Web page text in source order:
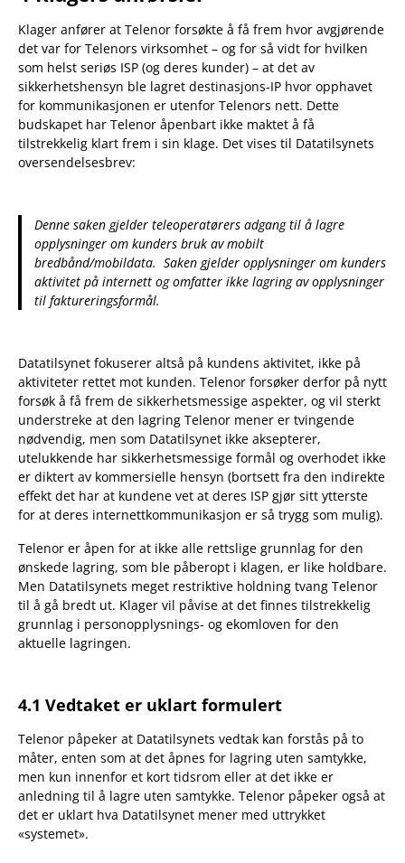
Klager anfører at Telenor forsøkte å få frem hvor avgjørende
det var for Telenors virksomhet – og for så vidt for hvilken
som helst seriøs ISP (og deres kunder) – at det av
sikkerhetshensyn ble lagret destinasjons-IP hvor opphavet
for kommunikasjonen er utenfor Telenors nett. Dette
budskapet har Telenor åpenbart ikke maktet å få
tilstrekkelig klart frem i sin klage. Det vises til Datatilsynets
oversendelsesbrev:
Denne saken gjelder teleoperatørers adgang til å lagre
opplysninger om kunders bruk av mobilt
bredbånd/mobildata. Saken gjelder opplysninger om kunders
aktivitet på internett og omfatter ikke lagring av opplysninger
til faktureringsformål.
Datatilsynet fokuserer altså på kundens aktivitet, ikke på
aktiviteter rettet mot kunden. Telenor forsøker derfor på nytt
forsøk å få frem de sikkerhetsmessige aspekter, og vil sterkt
understreke at den lagring Telenor mener er tvingende
nødvendig, men som Datatilsynet ikke aksepterer,
utelukkende har sikkerhetsmessige formål og overhodet ikke
er diktert av kommersielle hensyn (bortsett fra den indirekte
effekt det har at kundene vet at deres ISP gjør sitt ytterste
for at deres internettkommunikasjon er så trygg som mulig).
Telenor er åpen for at ikke alle rettslige grunnlag for den
ønskede lagring, som ble påberopt i klagen, er like holdbare.
Men Datatilsynets meget restriktive holdning tvang Telenor
til å gå bredt ut. Klager vil påvise at det finnes tilstrekkelig
grunnlag i personopplysnings- og ekomloven for den
aktuelle lagringen.
4.1 Vedtaket er uklart formulert
Telenor påpeker at Datatilsynets vedtak kan forstås på to
måter, enten som at det åpnes for lagring uten samtykke,
men kun innenfor et kort tidsrom eller at det ikke er
anledning til å lagre uten samtykke. Telenor påpeker også at
det er uklart hva Datatilsynet mener med uttrykket
«systemet».